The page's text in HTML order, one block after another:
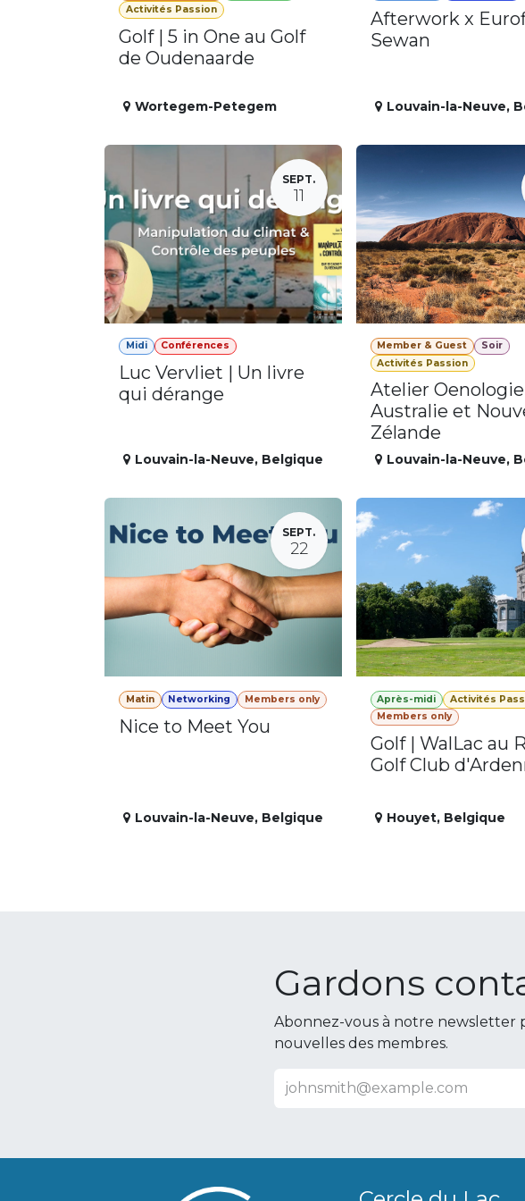
Activités Passion
Golf | 5 in One au Golf
de Oudenaarde
Wortegem-Petegem
Afterwork x
Sewan
Louvain-la-Neuve,
SEPT.
11
Midi Conférences
Luc Vervliet | Un livre
qui dérange
Louvain-la-Neuve, Belgique
Member & Guest
Soir
Activités Passion
Atelier
Australie et
Zélande
Louvain-la-Neuve,
SEPT.
22
Matin Networking Members only
Nice to Meet You
Louvain-la-Neuve, Belgique
Après-midi
Activités
Members only
Golf | WalLac au
Golf Club
Houyet, Belgique
Gardons
Abonnez-vous à notre newsletter
nouvelles des membres.